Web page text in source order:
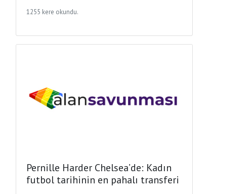
1255 kere okundu.
Pernille Harder Chelsea’de: Kadın
futbol tarihinin en pahalı transferi